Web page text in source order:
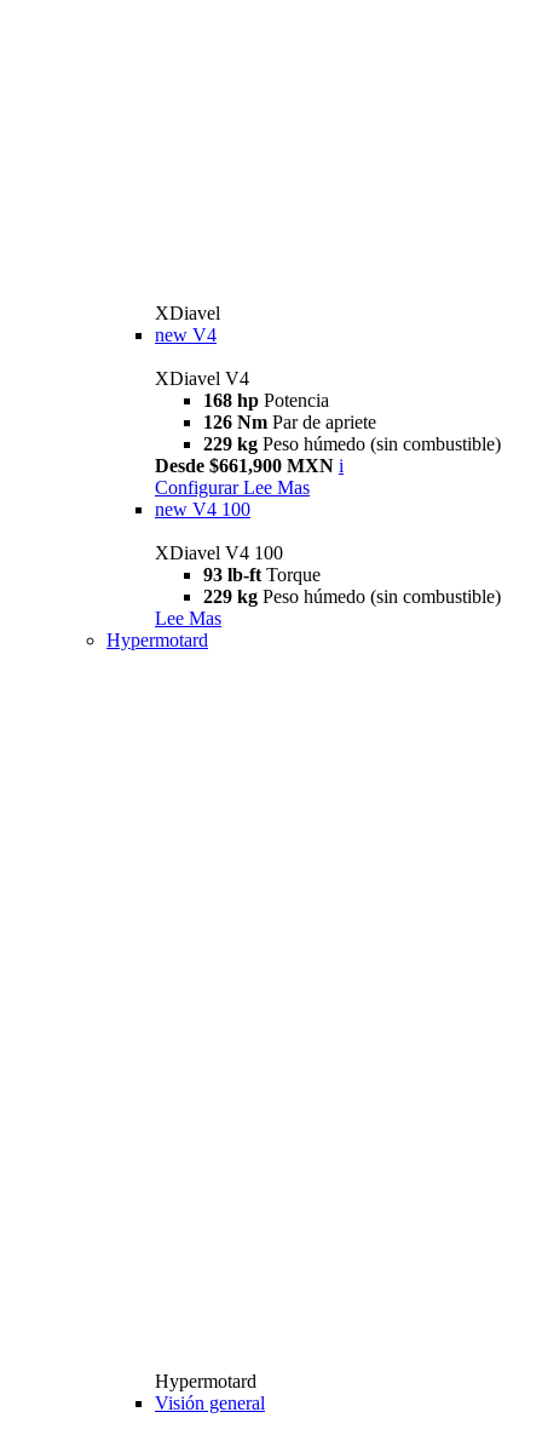
XDiavel
new V4
XDiavel V4
168 hp Potencia
126 Nm Par de apriete
229 kg Peso húmedo (sin combustible)
Desde $661,900 MXN i
Configurar Lee Mas
new V4 100
XDiavel V4 100
93 lb-ft Torque
229 kg Peso húmedo (sin combustible)
Lee Mas
Hypermotard
Hypermotard
Visión general